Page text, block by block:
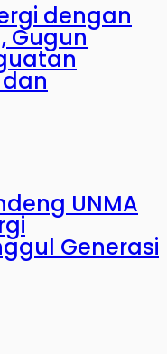
dengan
Gugun
UNMA
Generasi